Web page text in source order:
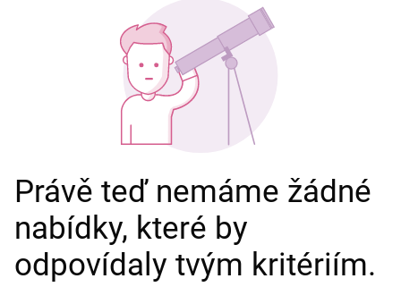
Právě teď nemáme žádné
nabídky, které by
odpovídaly tvým kritériím.